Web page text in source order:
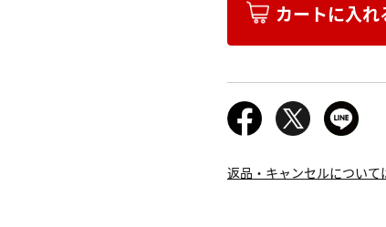
カートに入れ
返品・キャンセルについて